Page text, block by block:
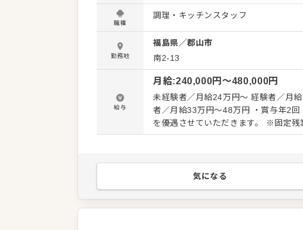
の寿司調理 ・一品料理・サイドメニューの
ベルに応じて、無理のない業務からお
店での経験をお持ちの方は、 即戦力として早
輩職人が日々、魚の状態を目と手で確
べる環境です。 年齢に関係なく、こ
振るいたい」「もう一段レベルを上げたい
の前で寿司を握り、 「美味しかった
のやりがいを実感できる仕事です。
職種
調理・キッチンスタッフ
勤務地
福島県／郡山市
南2-13
給与
月給:240,000円〜480,000円
未経験者／月給24万円〜 経験者／月
者／月給33万円〜48万円 ・賞与年2回（規定有）・昇給、各種手当有 ※経験や技能により待遇
を優遇させていただきます。 ※固定
試用期間：3ヶ月（条件に変更なし）
気になる